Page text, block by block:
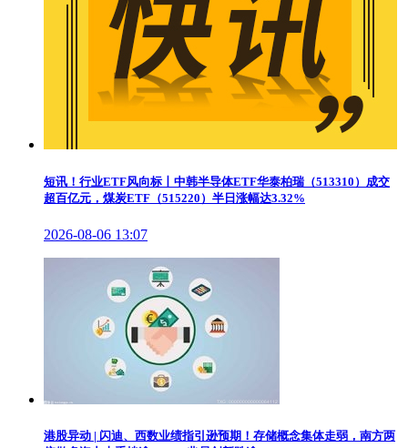
短讯！行业ETF风向标丨中韩半导体ETF华泰柏瑞（513310）成交
超百亿元，煤炭ETF（515220）半日涨幅达3.32%
2026-08-06 13:07
港股异动 | 闪迪、西数业绩指引逊预期！存储概念集体走弱，南方两